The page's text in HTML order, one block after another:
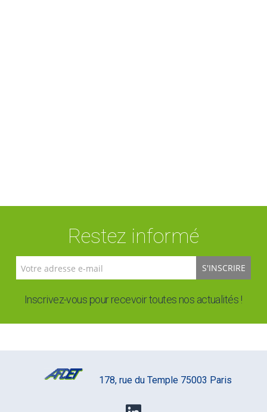
Restez informé
S'INSCRIRE
Inscrivez-vous pour recevoir toutes nos actualités !
178, rue du Temple 75003 Paris